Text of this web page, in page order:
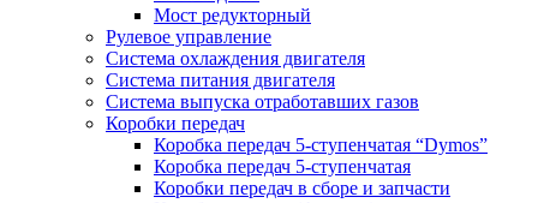
Мост редукторный
Рулевое управление
Система охлаждения двигателя
Система питания двигателя
Система выпуска отработавших газов
Коробки передач
Коробка передач 5-ступенчатая “Dymos”
Коробка передач 5-ступенчатая
Коробки передач в сборе и запчасти